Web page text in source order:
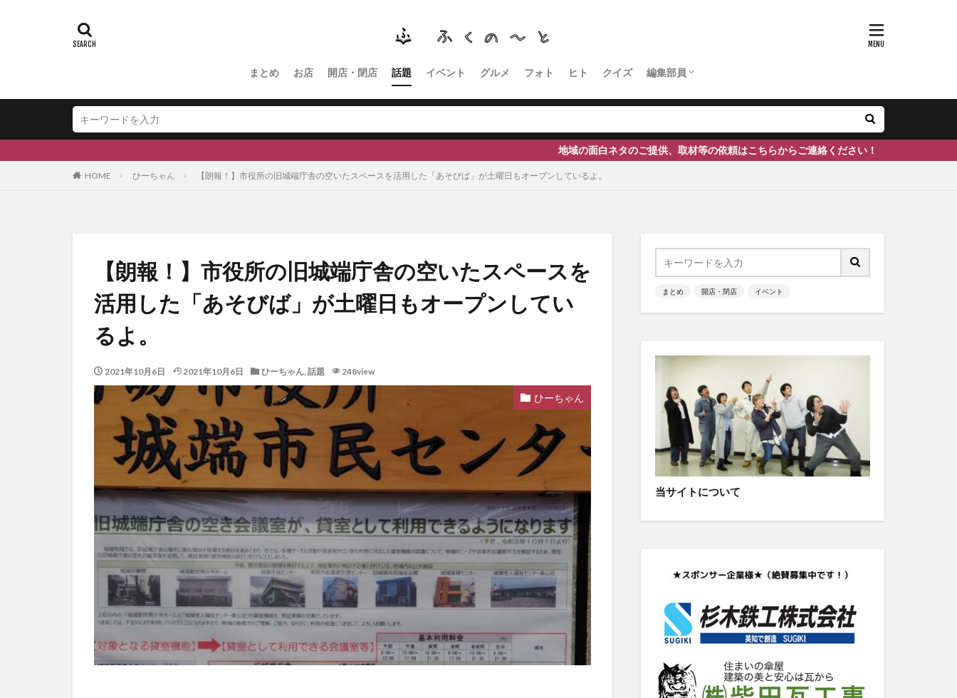
まとめ お店 開店・閉店 話題 イベント グルメ フォト ヒト クイズ 編集部員
D
ひーちゃん
ふーちゃん
まぶりー
つぶ
かのぴ
編集長
あいあん
ケン
ぽん
地域の面白ネタのご提供、取材等の依頼はこちらからご連絡ください！
HOME ひーちゃん 【朗報！】市役所の旧城端庁舎の空いたスペースを活用した「あそびば」が土曜日もオープンしているよ。
【朗報！】市役所の旧城端庁舎の空いたスペースを
活用した「あそびば」が土曜日もオープンしてい
るよ。
2021年10月6日 2021年10月6日 ひーちゃん, 話題 248view
ひーちゃん
まとめ 開店・閉店 イベント
当サイトについて
ふくのーと ひーちゃん IOXアローザ